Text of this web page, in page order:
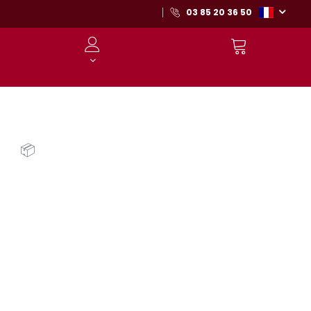
03 85 20 36 50
📦